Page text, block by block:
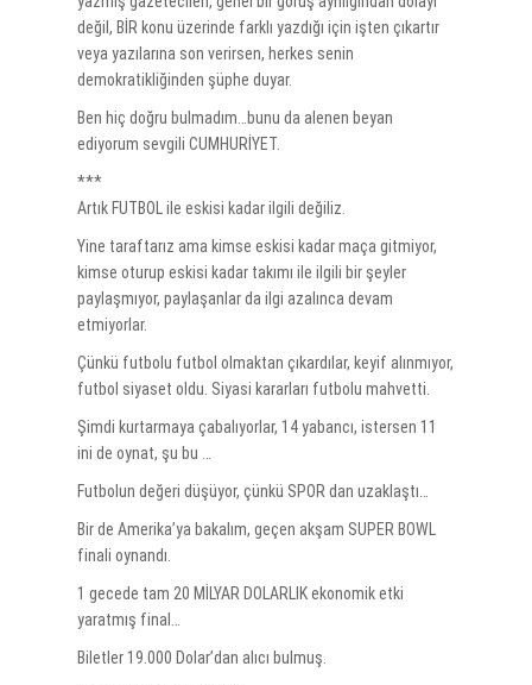
değil, BİR konu üzerinde farklı yazdığı için işten çıkartır
veya yazılarına son verirsen, herkes senin
demokratikliğinden şüphe duyar.
Ben hiç doğru bulmadım…bunu da alenen beyan
ediyorum sevgili CUMHURİYET.
***
Artık FUTBOL ile eskisi kadar ilgili değiliz.
Yine taraftarız ama kimse eskisi kadar maça gitmiyor,
kimse oturup eskisi kadar takımı ile ilgili bir şeyler
paylaşmıyor, paylaşanlar da ilgi azalınca devam
etmiyorlar.
Çünkü futbolu futbol olmaktan çıkardılar, keyif alınmıyor,
futbol siyaset oldu. Siyasi kararları futbolu mahvetti.
Şimdi kurtarmaya çabalıyorlar, 14 yabancı, istersen 11
ini de oynat, şu bu …
Futbolun değeri düşüyor, çünkü SPOR dan uzaklaştı…
Bir de Amerika’ya bakalım, geçen akşam SUPER BOWL
finali oynandı.
1 gecede tam 20 MİLYAR DOLARLIK ekonomik etki
yaratmış final…
Biletler 19.000 Dolar’dan alıcı bulmuş.